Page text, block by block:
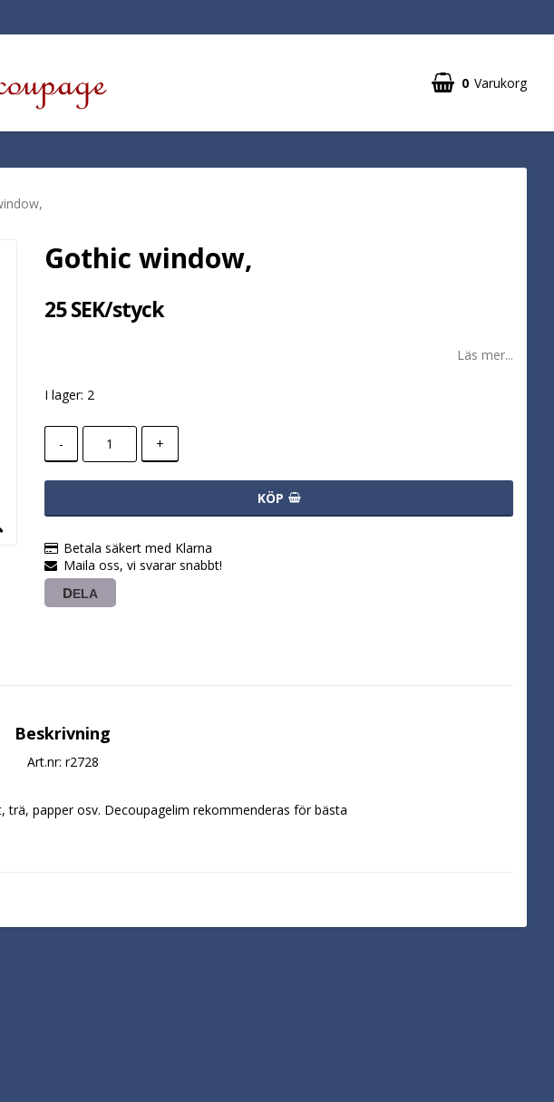
0 Varukorg
Gothic window,
25 SEK/styck
Läs mer...
I lager: 2
- +
KÖP
Betala säkert med Klarna
Maila oss, vi svarar snabbt!
DELA
Beskrivning
Art.nr: r2728
trä, papper osv. Decoupagelim rekommenderas för bästa